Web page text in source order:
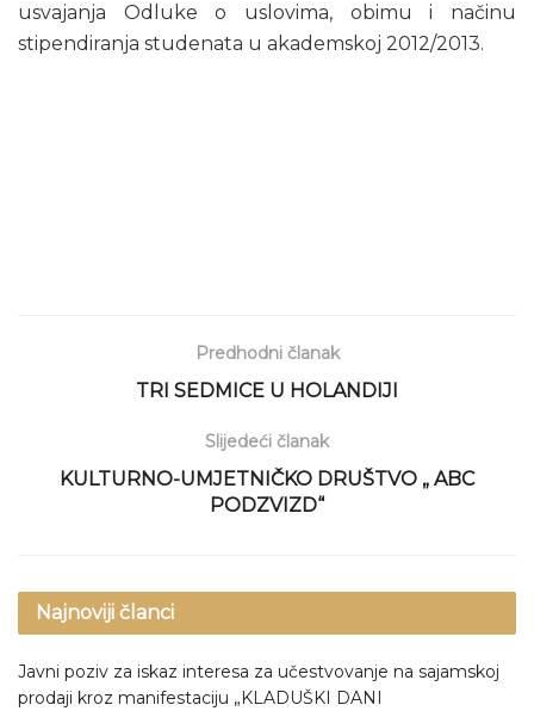
usvajanja Odluke o uslovima, obimu i načinu
stipendiranja studenata u akademskoj 2012/2013.
Predhodni članak
TRI SEDMICE U HOLANDIJI
Slijedeći članak
KULTURNO-UMJETNIČKO DRUŠTVO „ ABC
PODZVIZD“
Najnoviji članci
Javni poziv za iskaz interesa za učestvovanje na sajamskoj
prodaji kroz manifestaciju „KLADUŠKI DANI